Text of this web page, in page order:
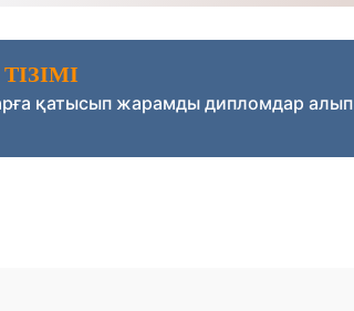
қатысып жарамды дипломдар алып